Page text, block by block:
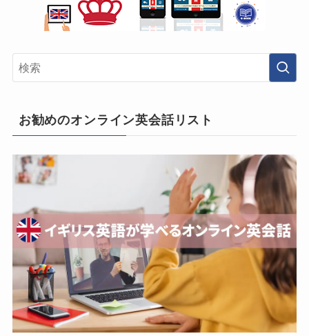
お勧めのオンライン英会話リスト